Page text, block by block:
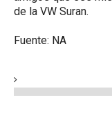
de la VW Suran.
Fuente: NA